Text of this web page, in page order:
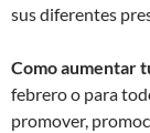
sus diferentes
Como aumentar
febrero o para
promover,